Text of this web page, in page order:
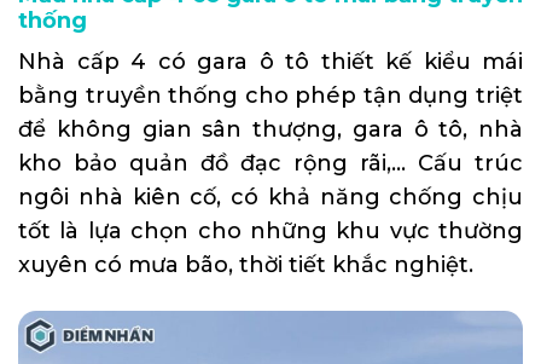
thống
Nhà cấp 4 có gara ô tô thiết kế kiểu mái
bằng truyền thống cho phép tận dụng triệt
để không gian sân thượng, gara ô tô, nhà
kho bảo quản đồ đạc rộng rãi,… Cấu trúc
ngôi nhà kiên cố, có khả năng chống chịu
tốt là lựa chọn cho những khu vực thường
xuyên có mưa bão, thời tiết khắc nghiệt.